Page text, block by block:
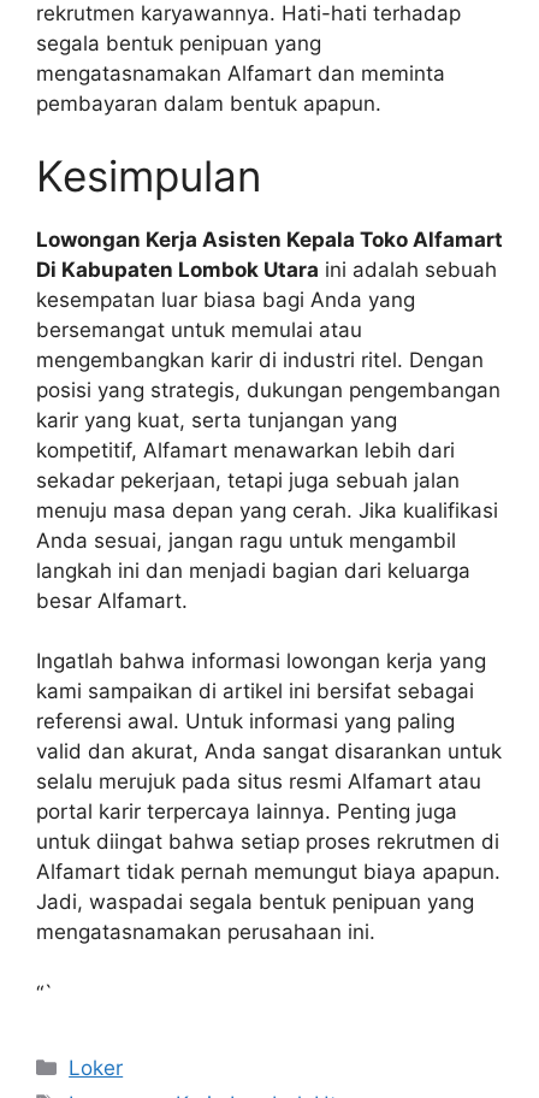
rekrutmen karyawannya. Hati-hati terhadap
segala bentuk penipuan yang
mengatasnamakan Alfamart dan meminta
pembayaran dalam bentuk apapun.
Kesimpulan
Lowongan Kerja Asisten Kepala Toko Alfamart
Di Kabupaten Lombok Utara ini adalah sebuah
kesempatan luar biasa bagi Anda yang
bersemangat untuk memulai atau
mengembangkan karir di industri ritel. Dengan
posisi yang strategis, dukungan pengembangan
karir yang kuat, serta tunjangan yang
kompetitif, Alfamart menawarkan lebih dari
sekadar pekerjaan, tetapi juga sebuah jalan
menuju masa depan yang cerah. Jika kualifikasi
Anda sesuai, jangan ragu untuk mengambil
langkah ini dan menjadi bagian dari keluarga
besar Alfamart.
Ingatlah bahwa informasi lowongan kerja yang
kami sampaikan di artikel ini bersifat sebagai
referensi awal. Untuk informasi yang paling
valid dan akurat, Anda sangat disarankan untuk
selalu merujuk pada situs resmi Alfamart atau
portal karir terpercaya lainnya. Penting juga
untuk diingat bahwa setiap proses rekrutmen di
Alfamart tidak pernah memungut biaya apapun.
Jadi, waspadai segala bentuk penipuan yang
mengatasnamakan perusahaan ini.
“`
Kategori
Loker